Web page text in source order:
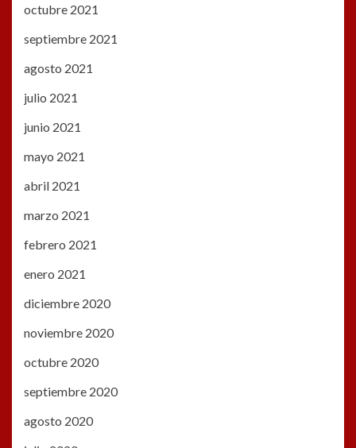
octubre 2021
septiembre 2021
agosto 2021
julio 2021
junio 2021
mayo 2021
abril 2021
marzo 2021
febrero 2021
enero 2021
diciembre 2020
noviembre 2020
octubre 2020
septiembre 2020
agosto 2020